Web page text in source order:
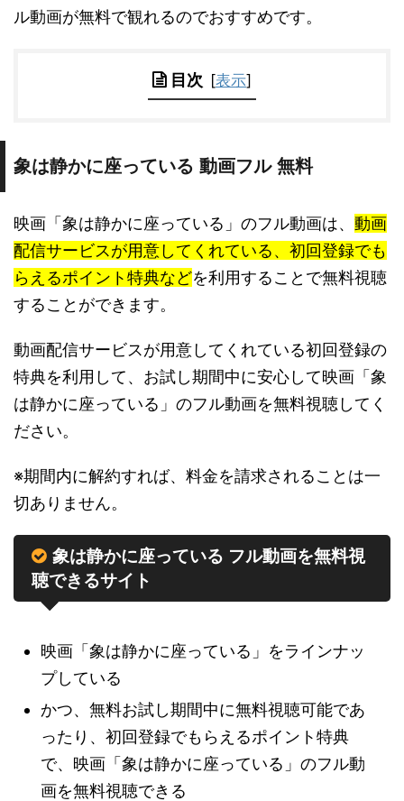
ル動画が無料で観れるのでおすすめです。
目次 [表示]
象は静かに座っている 動画フル 無料
映画「象は静かに座っている」のフル動画は、 動画
配信サービスが用意してくれている、初回登録でも
らえるポイント特典などを利用することで無料視聴
することができます。
動画配信サービスが用意してくれている初回登録の
特典を利用して、お試し期間中に安心して映画「象
は静かに座っている」のフル動画を無料視聴してく
ださい。
※期間内に解約すれば、料金を請求されることは一
切ありません。
象は静かに座っている フル動画を無料視
聴できるサイト
映画「象は静かに座っている」をラインナッ
プしている
かつ、無料お試し期間中に無料視聴可能であ
ったり、初回登録でもらえるポイント特典
で、映画「象は静かに座っている」のフル動
画を無料視聴できる